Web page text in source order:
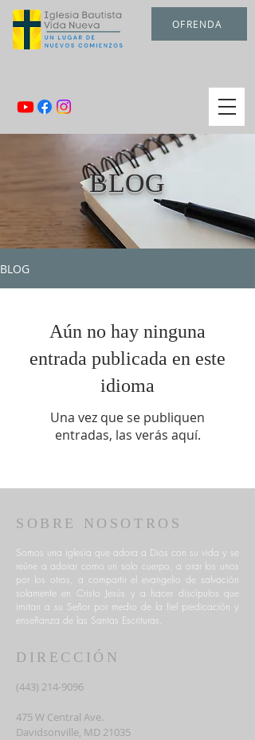
OFRENDA
BLOG
BLOG
Aún no hay ninguna
entrada publicada en este
idioma
Una vez que se publiquen
entradas, las verás aquí.
SOBRE NOSOTROS
Somos una iglesia que adora a Dios con su vida y se
reúne a adorar como un solo cuerpo, a orar los unos
por los otros, a compartir el evangelio de salvación
solamente en Cristo Jesús y a hacer discípulos que
imitan a su Señor por medio de la fiel predicación y
enseñanza de las Santas Escrituras.
DIRECCIÓN
(443) 214-9096
475 W Central Ave.
Davidsonville, MD 21035